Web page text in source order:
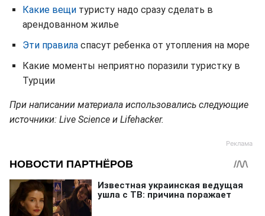
Какие вещи туристу надо сразу сделать в
арендованном жилье
Эти правила спасут ребенка от утопления на море
Какие моменты неприятно поразили туристку в
Турции
При написании материала использовались следующие
источники: Live Science и Lifehacker.